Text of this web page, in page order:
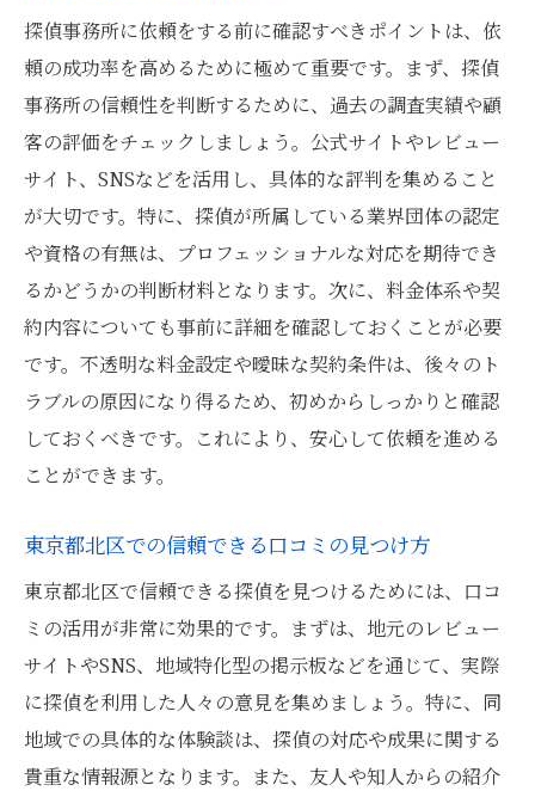
探偵事務所に依頼をする前に確認すべきポイントは、依
頼の成功率を高めるために極めて重要です。まず、探偵
事務所の信頼性を判断するために、過去の調査実績や顧
客の評価をチェックしましょう。公式サイトやレビュー
サイト、SNSなどを活用し、具体的な評判を集めること
が大切です。特に、探偵が所属している業界団体の認定
や資格の有無は、プロフェッショナルな対応を期待でき
るかどうかの判断材料となります。次に、料金体系や契
約内容についても事前に詳細を確認しておくことが必要
です。不透明な料金設定や曖昧な契約条件は、後々のト
ラブルの原因になり得るため、初めからしっかりと確認
しておくべきです。これにより、安心して依頼を進める
ことができます。
東京都北区での信頼できる口コミの見つけ方
東京都北区で信頼できる探偵を見つけるためには、口コ
ミの活用が非常に効果的です。まずは、地元のレビュー
サイトやSNS、地域特化型の掲示板などを通じて、実際
に探偵を利用した人々の意見を集めましょう。特に、同
地域での具体的な体験談は、探偵の対応や成果に関する
貴重な情報源となります。また、友人や知人からの紹介